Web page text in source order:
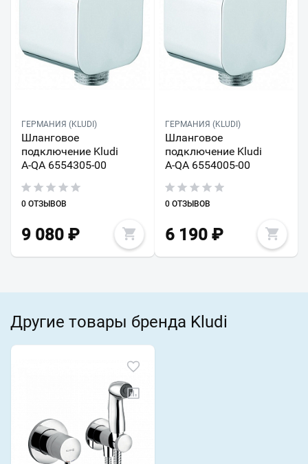
ГЕРМАНИЯ (KLUDI)
Шланговое
подключение Kludi
A-QA 6554305-00
0 ОТЗЫВОВ
9 080 ₽
ГЕРМАНИЯ (KLUDI)
Шланговое
подключение Kludi
A-QA 6554005-00
0 ОТЗЫВОВ
6 190₽
Другие товары бренда Kludi